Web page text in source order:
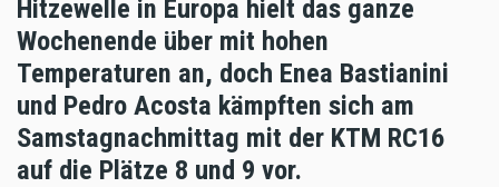
Hitzewelle in Europa hielt das ganze
Wochenende über mit hohen
Temperaturen an, doch Enea Bastianini
und Pedro Acosta kämpften sich am
Samstagnachmittag mit der KTM RC16
auf die Plätze 8 und 9 vor.